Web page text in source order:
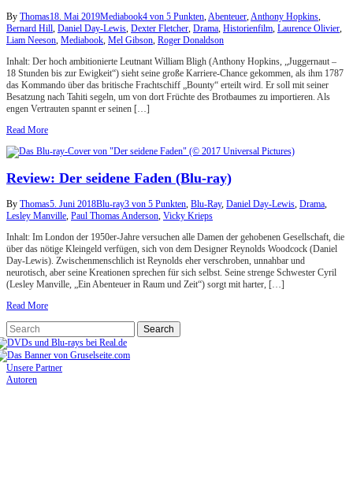
By Thomas18. Mai 2019Mediabook4 von 5 Punkten,Abenteuer,Anthony Hopkins,
Bernard Hill, Daniel Day-Lewis, Dexter Fletcher, Drama, Historienfilm, Laurence Olivier,
Liam Neeson, Mediabook, Mel Gibson, Roger Donaldson
Inhalt: Der hoch ambitionierte Leutnant William Bligh (Anthony Hopkins, „Juggernaut –
18 Stunden bis zur Ewigkeit“) sieht seine große Karriere-Chance gekommen, als ihm 1787
das Kommando über das britische Frachtschiff „Bounty“ erteilt wird. Er soll mit seiner
Besatzung nach Tahiti segeln, um von dort Früchte des Brotbaumes zu importieren. Als
engen Vertrauten spannt er seinen […]
Read More
Review: Der seidene Faden (Blu-ray)
By Thomas5. Juni 2018Blu-ray3 von 5 Punkten, Blu-Ray, Daniel Day-Lewis, Drama,
Lesley Manville, Paul Thomas Anderson, Vicky Krieps
Inhalt: Im London der 1950er-Jahre versuchen alle Damen der gehobenen Gesellschaft, die
über das nötige Kleingeld verfügen, sich von dem Designer Reynolds Woodcock (Daniel
Day-Lewis). Zwischenmenschlich ist Reynolds eher verschroben, unnahbar und
neurotisch, aber seine Kreationen sprechen für sich selbst. Seine strenge Schwester Cyril
(Lesley Manville, „Ein Abenteuer in Raum und Zeit“) sorgt mit harter, […]
Read More
Unsere Partner
Autoren